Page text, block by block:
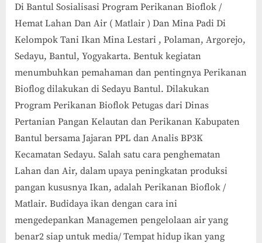
Di Bantul Sosialisasi Program Perikanan Bioflok /
Hemat Lahan Dan Air ( Matlair ) Dan Mina Padi Di
Kelompok Tani Ikan Mina Lestari , Polaman, Argorejo,
Sedayu, Bantul, Yogyakarta. Bentuk kegiatan
menumbuhkan pemahaman dan pentingnya Perikanan
Bioflog dilakukan di Sedayu Bantul. Dilakukan
Program Perikanan Bioflok Petugas dari Dinas
Pertanian Pangan Kelautan dan Perikanan Kabupaten
Bantul bersama Jajaran PPL dan Analis BP3K
Kecamatan Sedayu. Salah satu cara penghematan
Lahan dan Air, dalam upaya peningkatan produksi
pangan kususnya Ikan, adalah Perikanan Bioflok /
Matlair. Budidaya ikan dengan cara ini
mengedepankan Managemen pengelolaan air yang
benar2 siap untuk media/ Tempat hidup ikan yang